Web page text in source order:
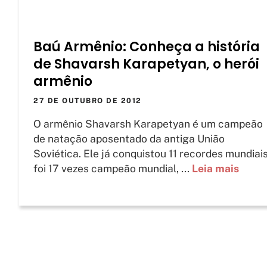
Baú Armênio: Conheça a história
de Shavarsh Karapetyan, o herói
armênio
27 DE OUTUBRO DE 2012
O armênio Shavarsh Karapetyan é um campeão
de natação aposentado da antiga União
Soviética. Ele já conquistou 11 recordes
foi 17 vezes campeão mundial, ... Leia mais